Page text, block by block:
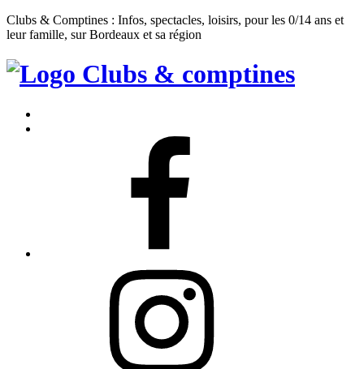
Clubs & Comptines : Infos, spectacles, loisirs, pour les 0/14 ans et
leur famille, sur Bordeaux et sa région
Clubs
Comptines